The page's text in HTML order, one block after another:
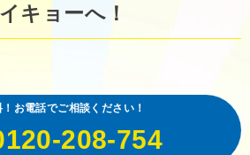
キョーへ！
お電話でご相談ください！
208-754